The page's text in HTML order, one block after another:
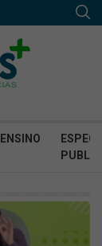
ENSINO